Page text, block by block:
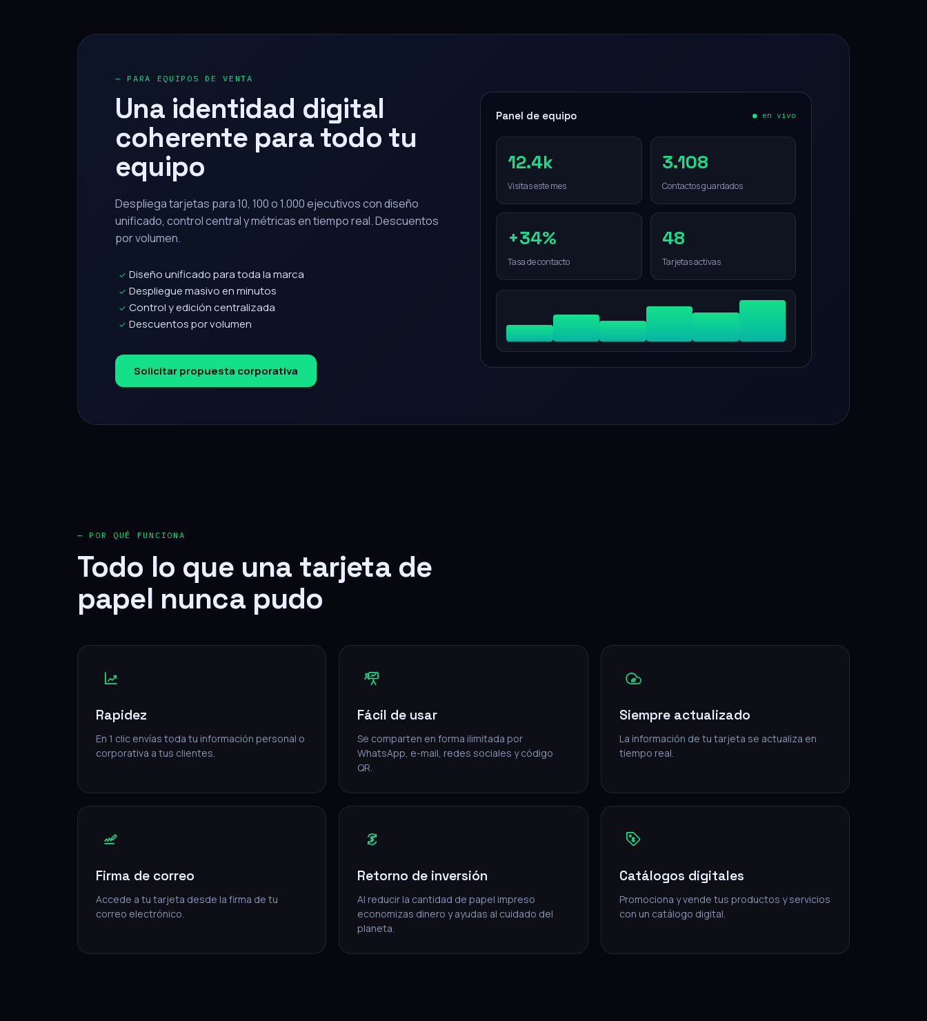
— PARA EQUIPOS DE VENTA
Una identidad digital
coherente para todo tu
equipo
Despliega tarjetas para 10, 100 o 1.000 ejecutivos con diseño
unificado, control central y métricas en tiempo real. Descuentos
por volumen.
✓ Diseño unificado para toda la marca
✓ Despliegue masivo en minutos
✓ Control y edición centralizada
✓ Descuentos por volumen
Solicitar propuesta corporativa
Panel de equipo ● en vivo
12.4k
Visitas este mes
3.108
Contactos guardados
+34%
Tasa de contacto
48
Tarjetas activas
— POR QUÉ FUNCIONA
Todo lo que una tarjeta de
papel nunca pudo
Rapidez
En 1 clic envías toda tu información personal o
corporativa a tus clientes.
Fácil de usar
Se comparten en forma ilimitada por
WhatsApp, e-mail, redes sociales y código
QR.
Siempre actualizado
La información de tu tarjeta se actualiza en
tiempo real.
Firma de correo
Accede a tu tarjeta desde la firma de tu
correo electrónico.
Retorno de inversión
Al reducir la cantidad de papel impreso
economizas dinero y ayudas al cuidado del
planeta.
Catálogos digitales
Promociona y vende tus productos y servicios
con un catálogo digital.